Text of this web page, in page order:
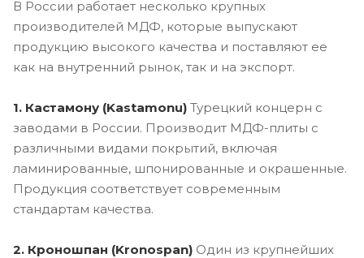
В России работает несколько крупных
производителей МДФ, которые выпускают
продукцию высокого качества и поставляют ее
как на внутренний рынок, так и на экспорт.
1. Кастамону (Kastamonu) Турецкий концерн с
заводами в России. Производит МДФ-плиты с
различными видами покрытий, включая
ламинированные, шпонированные и окрашенные.
Продукция соответствует современным
стандартам качества.
2. Кроношпан (Kronospan) Один из крупнейших